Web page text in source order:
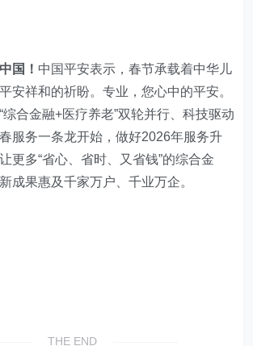
国！ 中国平安表示，春节承载着中华儿
安祥和的祈盼。专业，您心中的平安。
综合金融+医疗养老”双轮并行、科技驱动
服务一条龙开始，做好2026年服务升
更多“省心、省时、又省钱”的综合金
成果惠及千家万户、千业万企。
THE END